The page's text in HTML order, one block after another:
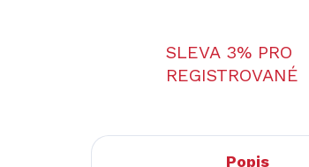
SLEVA 3% PRO
REGISTROVANÉ
Popis